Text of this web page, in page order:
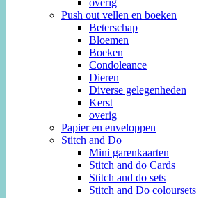
overig
Push out vellen en boeken
Beterschap
Bloemen
Boeken
Condoleance
Dieren
Diverse gelegenheden
Kerst
overig
Papier en enveloppen
Stitch and Do
Mini garenkaarten
Stitch and do Cards
Stitch and do sets
Stitch and Do coloursets